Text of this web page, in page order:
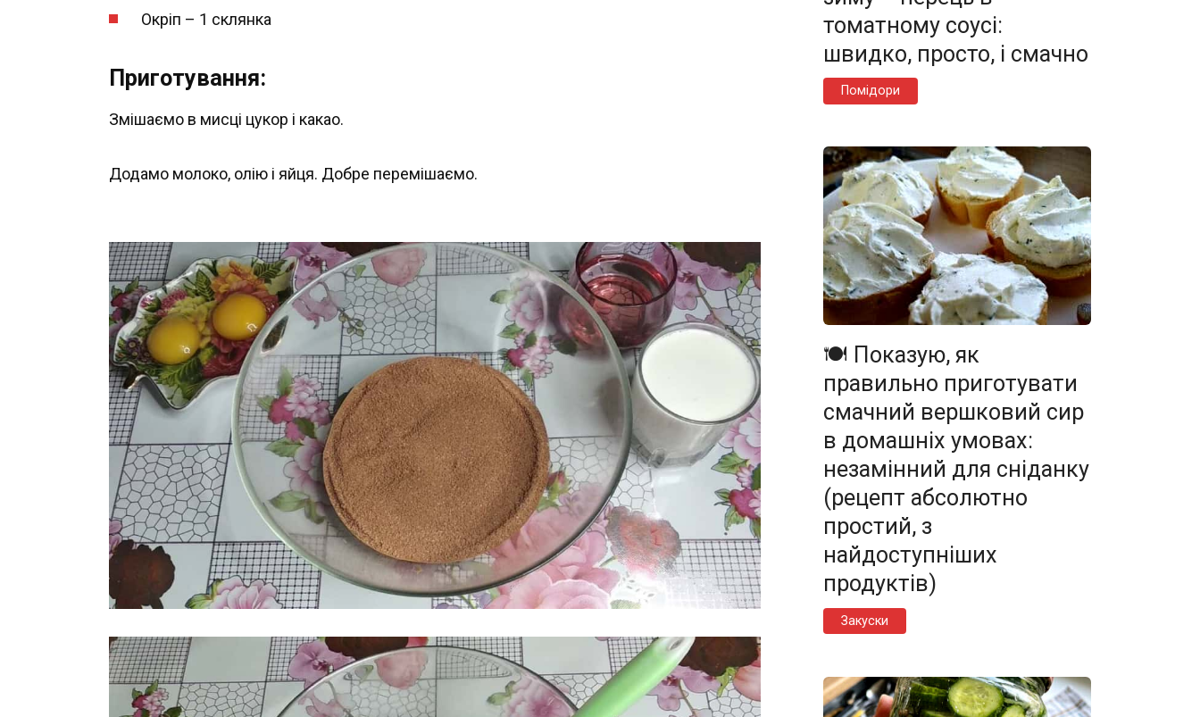
Окріп – 1 склянка
Приготування:
Змішаємо в мисці цукор і какао.
Додамо молоко, олію і яйця. Добре перемішаємо.
томатному соусі:
швидко, просто, і смачно
Помідори
🍽️ Показую, як
правильно приготувати
смачний вершковий сир
в домашніх умовах:
незамінний для сніданку
(рецепт абсолютно
простий, з
найдоступніших
продуктів)
Закуски